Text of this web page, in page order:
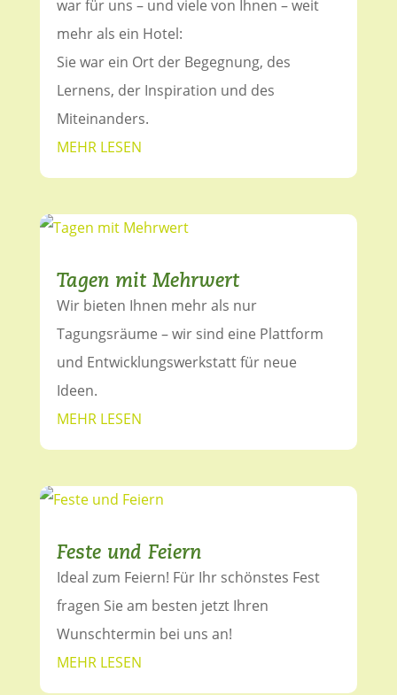
war für uns – und viele von Ihnen – weit
mehr als ein Hotel:
Sie war ein Ort der Begegnung, des
Lernens, der Inspiration und des
Miteinanders.
MEHR LESEN
Tagen mit Mehrwert
Wir bieten Ihnen mehr als nur
Tagungsräume – wir sind eine Plattform
und Entwicklungswerkstatt für neue
Ideen.
MEHR LESEN
Feste und Feiern
Ideal zum Feiern! Für Ihr schönstes Fest
fragen Sie am besten jetzt Ihren
Wunschtermin bei uns an!
MEHR LESEN